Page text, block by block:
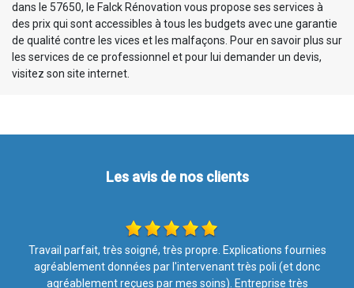
dans le 57650, le Falck Rénovation vous propose ses services à
des prix qui sont accessibles à tous les budgets avec une garantie
de qualité contre les vices et les malfaçons. Pour en savoir plus sur
les services de ce professionnel et pour lui demander un devis,
visitez son site internet.
Les avis de nos clients
Les travaux ont été effectués avec soin et rapidité. Merci pour
votre intervention, le résultat est top ????. Je recommande l
entreprise à 100%